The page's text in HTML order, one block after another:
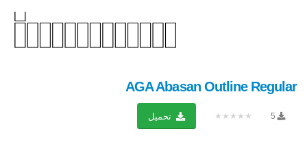
AGA Abasan Outline Regular
5
★★★★★ تحميل